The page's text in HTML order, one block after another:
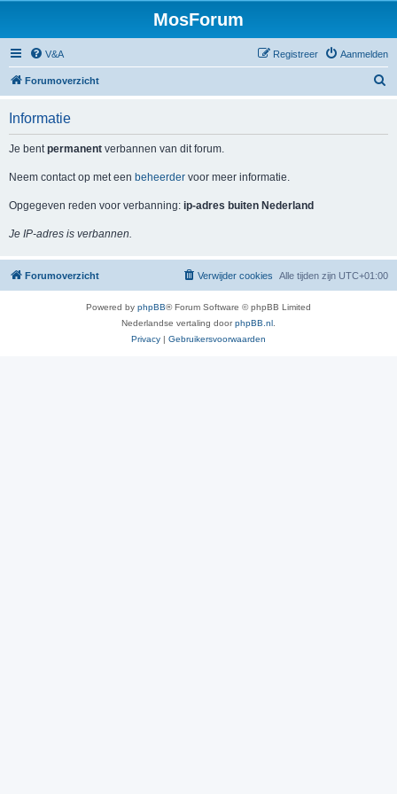
MosForum
V&A Aanmelden
Registreer
Forumoverzicht
Informatie
Je bentpermanent verbannen van dit forum.
Neem contact op met een beheerder voor meer informatie.
Opgegeven reden voor verbanning: ip-adres buiten Nederland
Je IP-adres is verbannen.
Forumoverzicht Alle tijden zijn UTC+01:00
Verwijder cookies
Powered by phpBB® Forum Software © phpBB Limited
Nederlandse vertaling doorphpBB.nl
Privacy | Gebruikersvoorwaarden